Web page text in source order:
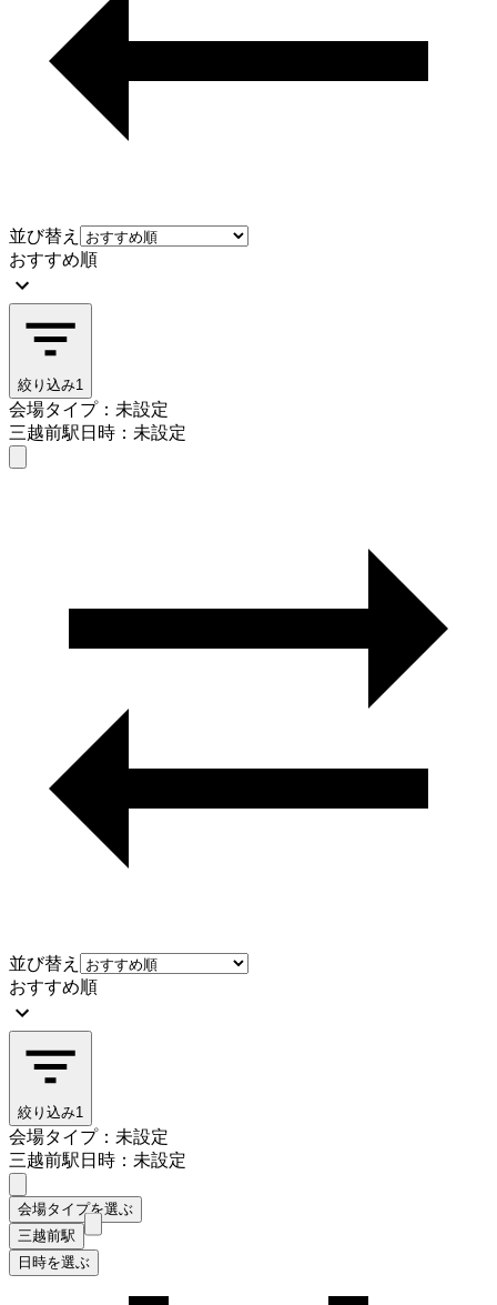
並び替え
おすすめ順
絞り込み1
会場タイプ：未設定
三越前駅日時：未設定
並び替え
おすすめ順
絞り込み1
会場タイプ：未設定
三越前駅日時：未設定
会場タイプを選ぶ
三越前駅
日時を選ぶ